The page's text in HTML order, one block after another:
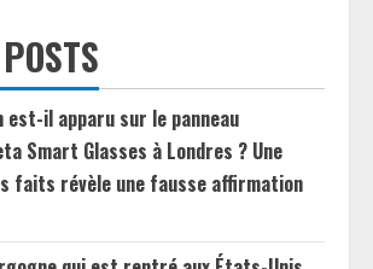
est-il apparu sur le panneau
Smart Glasses à Londres ? Une
faits révèle une fausse affirmation